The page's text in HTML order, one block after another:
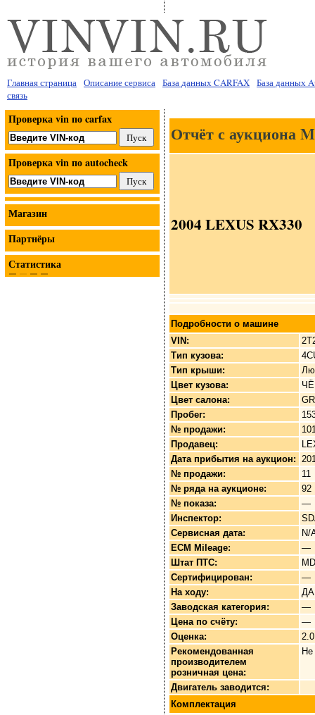
Главная страница Описание сервиса База данных CARFAX База данных
связь
Проверка vin по carfax
Проверка vin по autocheck
Магазин
Партнёры
Статистика
Отчёт с аукциона
2004 LEXUS RX330
Подробности о машине
VIN:
Тип кузова:
Тип крыши:
Цвет кузова:
Цвет салона:
Пробег:
№ продажи:
Продавец:
Дата прибытия на аукцион:
№ продажи:
11
№ ряда на аукционе:
92
№ показа:
—
Инспектор:
Сервисная дата:
N/
ECM Mileage:
—
Штат ПТС:
Сертифицирован:
—
На ходу:
ДА
Заводская категория:
—
Цена по счёту:
—
Оценка:
Рекомендованная
производителем
розничная цена:
Не
Двигатель заводится:
Комплектация